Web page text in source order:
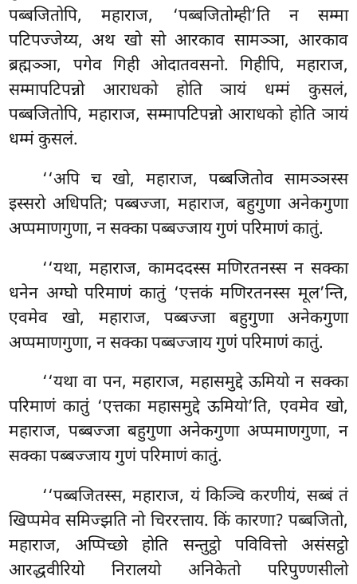
पब्बजितोपि, महाराज, ‘पब्बजितोम्ही’ति न सम्मा
पटिपज्जेय्य, अथ खो सो आरकाव सामञ्ञा, आरकाव
ब्रह्मञ्ञा, पगेव गिही ओदातवसनो. गिहीपि, महाराज,
सम्मापटिपन्नो आराधको होति ञायं धम्मं कुसलं,
पब्बजितोपि, महाराज, सम्मापटिपन्नो आराधको होति ञायं
धम्मं कुसलं.
‘‘अपि च खो, महाराज, पब्बजितोव सामञ्ञस्स
इस्सरो अधिपति; पब्बज्जा, महाराज, बहुगुणा अनेकगुणा
अप्पमाणगुणा, न सक्का पब्बज्जाय गुणं परिमाणं कातुं.
‘‘यथा, महाराज, कामददस्स मणिरतनस्स न सक्का
धनेन अग्घोपरिमाणं कातुं ‘एत्तकं मणिरतनस्स मूल’न्ति,
एवमेव खो, महाराज, पब्बज्जा बहुगुणा अनेकगुणा
अप्पमाणगुणा, न सक्का पब्बज्जाय गुणं परिमाणं कातुं.
‘‘यथा वा पन, महाराज, महासमुद्दे ऊमियो न सक्का
परिमाणं कातुं ‘एत्तका महासमुद्दे ऊमियो’ति, एवमेव खो,
महाराज, पब्बज्जा बहुगुणाअनेकगुणा अप्पमाणगुणा, न
सक्का पब्बज्जाय गुणं परिमाणं कातुं.
‘‘पब्बजितस्स, महाराज, यं किञ्चि करणीयं, सब्बं तं
खिप्पमेव समिज्झति नो चिररत्ताय. किं कारणा? पब्बजितो,
महाराज, अप्पिच्छो होति सन्तुट्ठो पविवित्तो असंसट्ठो
आरद्धवीरियो निरालयो अनिकेतो परिपुण्णसीलो